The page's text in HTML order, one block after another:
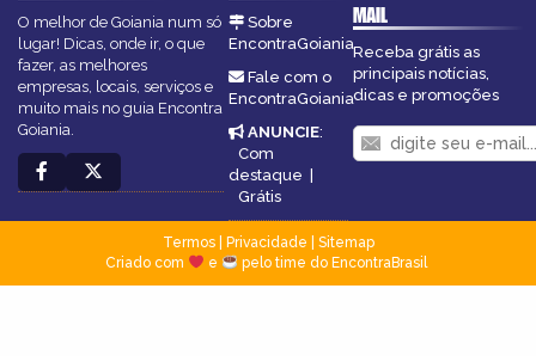
O melhor de Goiania num só
lugar! Dicas, onde ir, o que
fazer, as melhores
empresas, locais, serviços e
muito mais no guia Encontra
Goiania.
Sobre
EncontraGoiania
Fale com o
EncontraGoiania
ANUNCIE:
Com
destaque |
Grátis
MAIL
Receba grátis as
principais notícias,
dicas e promoções
Termos| Privacidade
Sitemap
Criado com
e pelo time do EncontraBrasil